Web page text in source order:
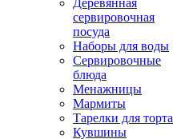
Деревянная
сервировочная
посуда
Наборы для воды
Сервировочные
блюда
Менажницы
Мармиты
Тарелки для торта
Кувшины